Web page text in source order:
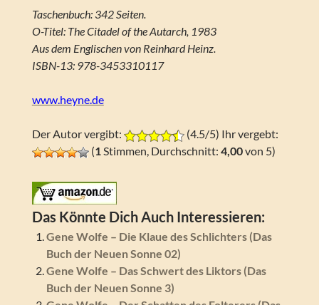
Taschenbuch: 342 Seiten.
O-Titel: The Citadel of the Autarch, 1983
Aus dem Englischen von Reinhard Heinz.
ISBN-13: 978-3453310117
www.heyne.de
Der Autor vergibt:
(4.5/5) Ihr vergebt:
(1Stimmen, Durchschnitt: 4,00von 5)
Das Könnte Dich Auch Interessieren:
Gene Wolfe – Die Klaue des Schlichters (Das
Buch der Neuen Sonne 02)
Gene Wolfe – Das Schwert des Liktors (Das
Buch der Neuen Sonne 3)